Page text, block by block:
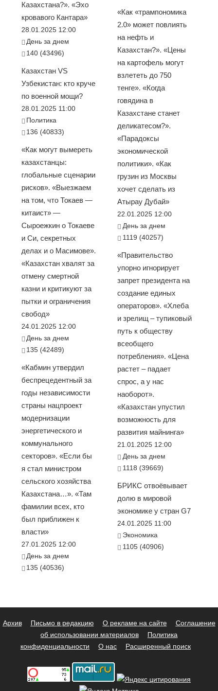
Казахстана?». «Эхо
кровавого Кантара»
28.01.2025 12:00
День за днем
140 (43496)
Казахстан VS
Узбекистан: кто круче
по военной мощи?
28.01.2025 11:00
Политика
136 (40833)
«Как могут вымереть
казахстанцы:
глобальные сценарии
рисков». «Выезжаем
на том, что Токаев —
китаист» —
Сыроежкин о Токаеве
и Си, секретных
делах и о Масимове».
«Казахстан хвалят за
отмену смертной
казни и критикуют за
пытки и ограничения
свобод»
24.01.2025 12:00
День за днем
135 (42489)
«Кабмин утвердил
беспрецедентный за
годы независимости
страны нацпроект
модернизации
энергетического и
коммунального
секторов». «Если бы
я стал министром
сельского хозяйства
Казахстана…». «Там
фамилии всех, кто
был приближен к
власти»
27.01.2025 12:00
День за днем
135 (40536)
«Как «трампономика
2.0» может повлиять
на нефть и
Казахстан?». «Цены
на картофель могут
взлететь до 750
тенге». «Когда
говядина в
Казахстане станет
деликатесом?».
«Парадоксы
экономической
политики». «Как
грузин из Москвы
хочет сделать из
Атырау Дубай»
22.01.2025 12:00
День за днем
1119 (40257)
«Правительство
упорно игнорирует
запрет президента на
создание единых
операторов». «Хлеба
и зрелищ – тупиковый
путь к обществу
всеобщего
потребления». «Цена
растет – падает
спрос, а у нас
наоборот».
«Казахстан упустил
возможность для
развития майнинга»
21.01.2025 12:00
День за днем
1118 (39669)
БРИКС отвоёвывает
долю в мировой
экономике у стран G7
24.01.2025 11:00
Экономика
1105 (40906)
Архив Письмо в редакцию О рекламе на сайте
Соглашение
об использовании материалов
Политика
конфиденциальности
О нас Расширенный поиск